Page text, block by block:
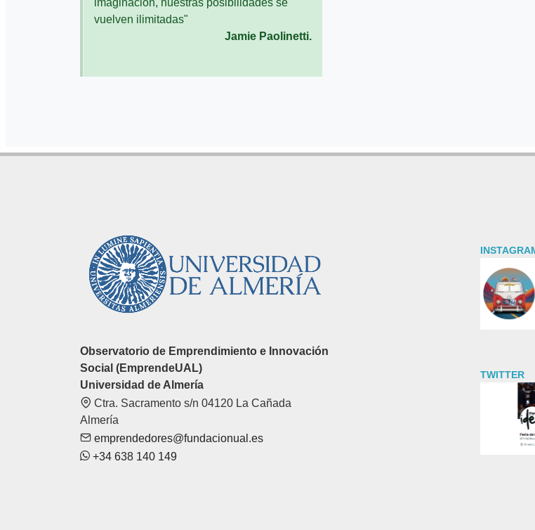
imaginación, nuestras posibilidades se
vuelven ilimitadas"
Jamie Paolinetti.
Observatorio de Emprendimiento e Innovación
Social (EmprendeUAL)
Universidad de Almería
Ctra. Sacramento s/n 04120 La Cañada
Almería
emprendedores@fundacionual.es
+34 638 140 149
TWITTER